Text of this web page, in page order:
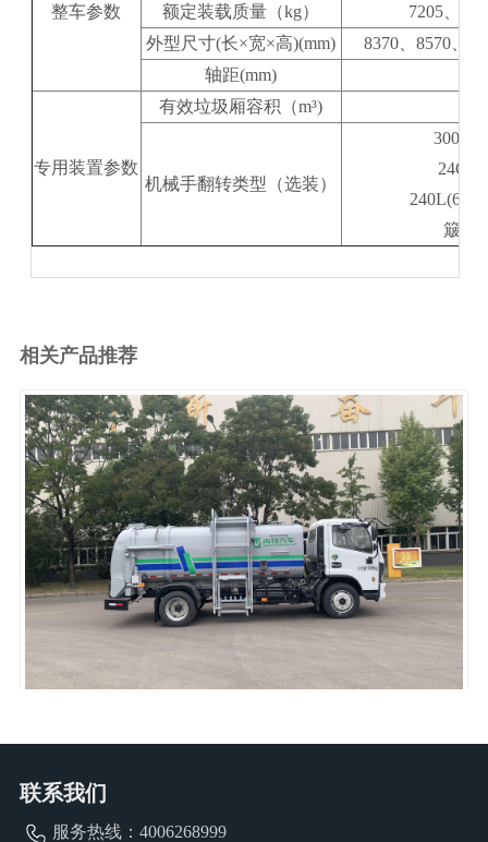
整车参数
额定装载质量（kg）
7205、
外型尺寸(长×宽×高)(mm)
8370、8570、
轴距(mm)
专用装置参数
有效垃圾厢容积（m³)
机械手翻转类型（选装）
300L
24OL
簸箕
相关产品推荐
餐厨垃圾车QDT5120TCAE6
联系我们
服务热线： 4006268999